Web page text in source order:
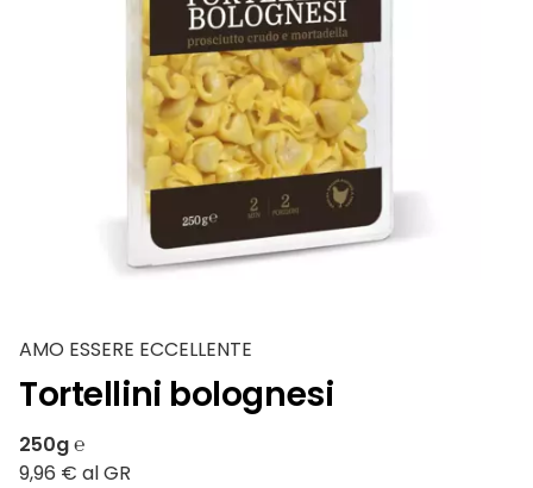
AMO ESSERE ECCELLENTE
Tortellini bolognesi
250g ℮
9,96 € al GR